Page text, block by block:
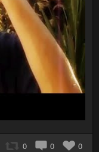
0 0 0